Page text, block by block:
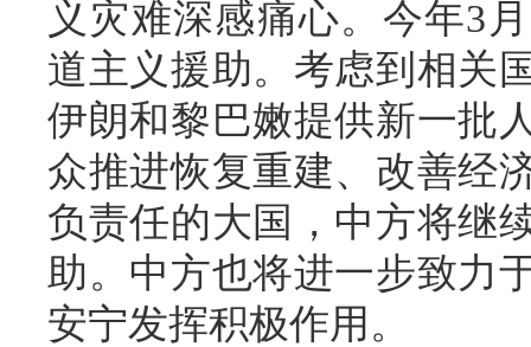
义灾难深感痛心。今年3
道主义援助。考虑到相关
伊朗和黎巴嫩提供新一批
众推进恢复重建、改善经
负责任的大国，中方将继
助。中方也将进一步致力
安宁发挥积极作用。